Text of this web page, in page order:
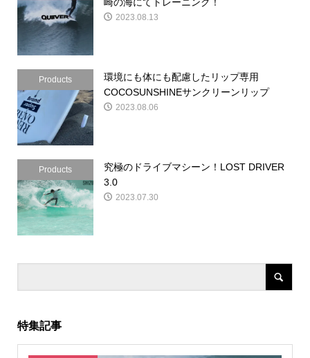
2023.08.13
Products
環境にも体にも配慮したリップ専用
COCOSUNSHINEサンクリーンリップ
2023.08.06
Products
究極のドライブマシーン！LOST DRIVER
3.0
2023.07.30
特集記事